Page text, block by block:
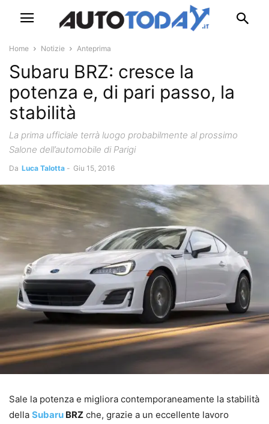
Home Notizie Anteprima
Subaru BRZ: cresce la
potenza e, di pari passo, la
stabilità
La prima ufficiale terrà luogo probabilmente al prossimo
Salone dell’automobile di Parigi
Da Luca Talotta - Giu 15, 2016
Sale la potenza e migliora contemporaneamente la stabilità
della Subaru BRZ che, grazie a un eccellente lavoro